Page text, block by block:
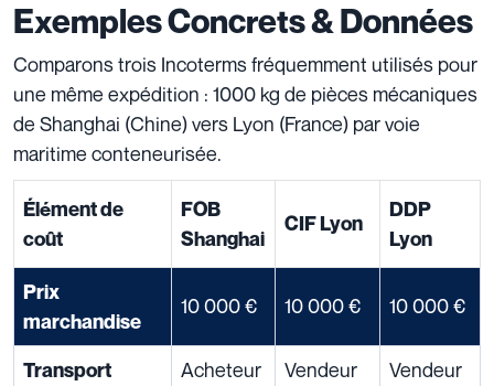
Exemples Concrets & Données
Comparons trois Incoterms fréquemment utilisés pour
une même expédition : 1000 kg de pièces mécaniques
de Shanghai (Chine) vers Lyon (France) par voie
maritime conteneurisée.
Élément de
coût
FOB
Shanghai
CIF Lyon
DDP
Lyon
Prix
marchandise
10 000 € 10 000 € 10 000 €
Transport
Acheteur
Vendeur
Vendeur